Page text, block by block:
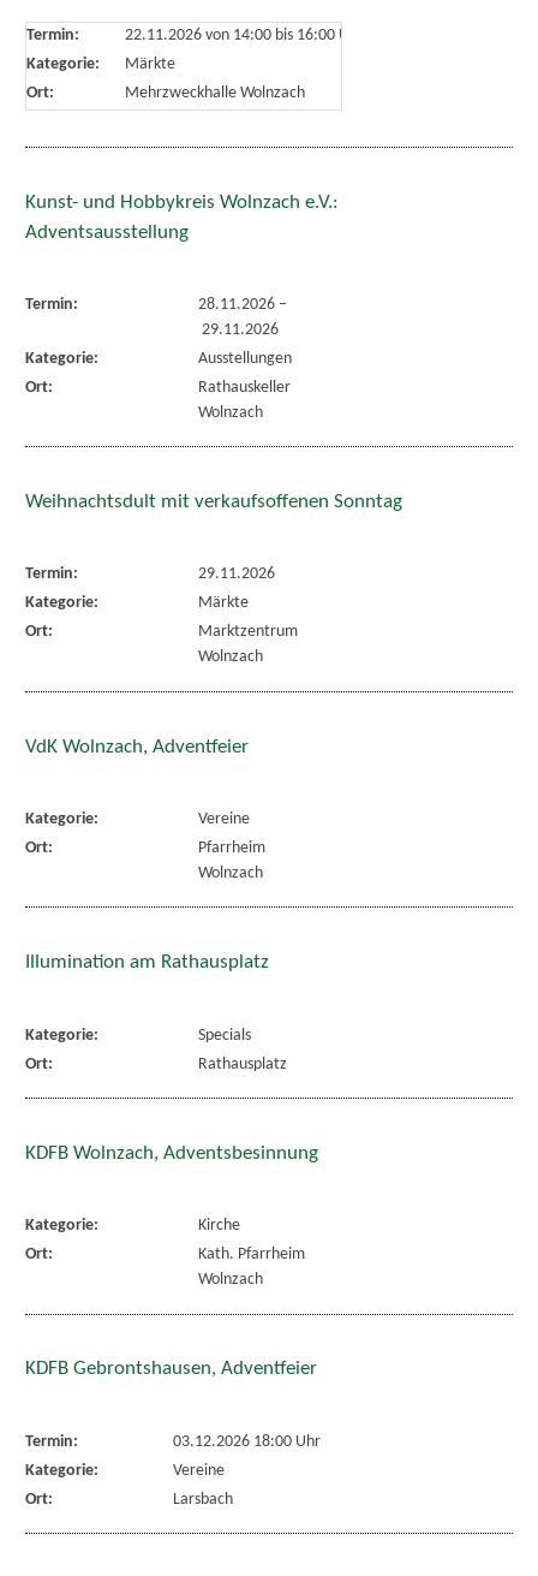
Termin: 22.11.2026 von 14:00bis 16:00 Uhr
Kategorie:
Märkte
Ort:
Mehrzweckhalle Wolnzach
Kunst- und Hobbykreis Wolnzach e.V.:
Adventsausstellung
Termin: 28.11.2026–
29.11.2026
Kategorie:
Ausstellungen
Ort:
Rathauskeller
Wolnzach
Weihnachtsdult mit verkaufsoffenen Sonntag
Termin:
29.11.2026
Kategorie:
Märkte
Ort:
Marktzentrum
Wolnzach
VdK Wolnzach, Adventfeier
Kategorie:
Vereine
Ort:
Pfarrheim
Wolnzach
Illumination am Rathausplatz
Kategorie:
Specials
Ort:
Rathausplatz
KDFB Wolnzach, Adventsbesinnung
Kategorie:
Kirche
Ort:
Kath. Pfarrheim
Wolnzach
KDFB Gebrontshausen, Adventfeier
Termin:
03.12.2026 18:00 Uhr
Kategorie:
Vereine
Ort:
Larsbach